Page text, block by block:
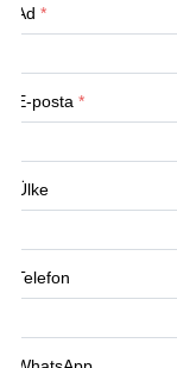
Ad *
E-posta *
Ülke
Telefon